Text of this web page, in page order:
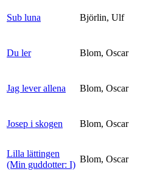
Sub luna Björlin, Ulf
Du ler Blom, Oscar
Jag lever allena Blom, Oscar
Josep i skogen Blom, Oscar
Lilla lättingen
(Min guddotter: I)
Blom, Oscar